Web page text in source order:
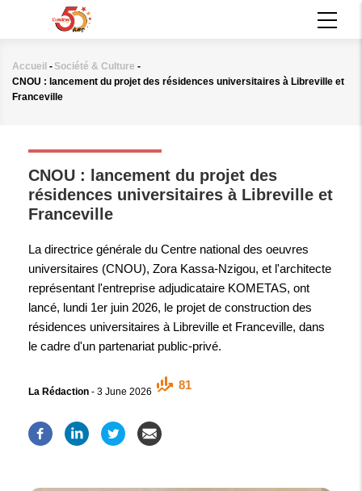
principal
Fil
d'Ariane
Accueil - Société & Culture -
CNOU : lancement du projet des résidences universitaires à Libreville et
Franceville
CNOU : lancement du projet des
résidences universitaires à Libreville et
Franceville
La directrice générale du Centre national des oeuvres
universitaires (CNOU), Zora Kassa-Nzigou, et l'architecte
représentant l'entreprise adjudicataire KOMETAS, ont
lancé, lundi 1er juin 2026, le projet de construction des
résidences universitaires à Libreville et Franceville, dans
le cadre d'un partenariat public-privé.
La Rédaction - 3 June 2026
81